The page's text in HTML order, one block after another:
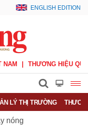
ENGLISH EDITION
NAM THƯƠNG HIỆU
LÝ THỊ TRƯỜNG
nóng